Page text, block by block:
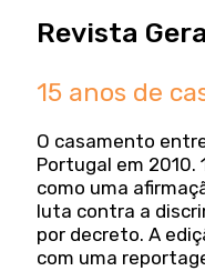
Revista
15 anos de
O casamento
Portugal em 2010.
como uma
luta contra a
por decreto. A
com uma